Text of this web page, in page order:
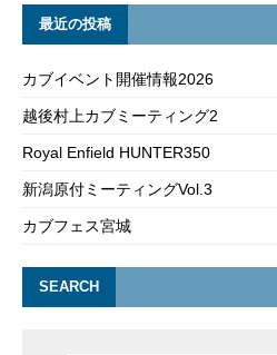
最近の投稿
カブイベント開催情報2026
越後村上カブミーティング2
Royal Enfield HUNTER350
新潟原付ミーティングVol.3
カブフェス宮城
SEARCH